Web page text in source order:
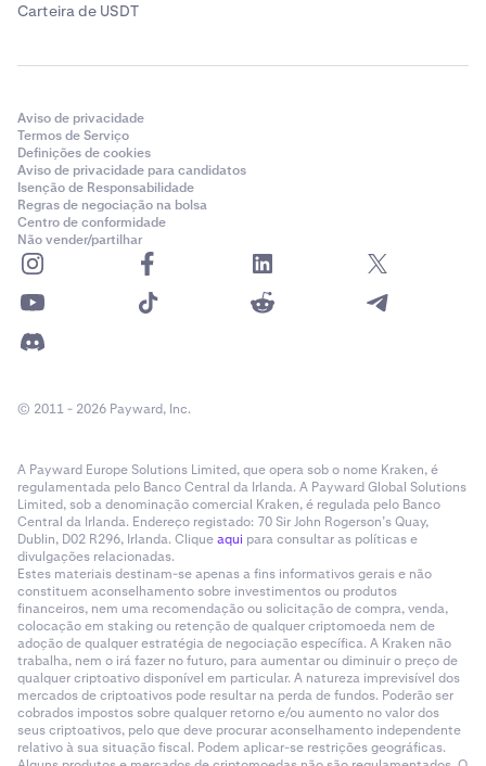
Carteira de USDT
Aviso de privacidade
Termos de Serviço
Definições de cookies
Aviso de privacidade para candidatos
Isenção de Responsabilidade
Regras de negociação na bolsa
Centro de conformidade
Não vender/partilhar
© 2011 - 2026 Payward, Inc.
A Payward Europe Solutions Limited, que opera sob o nome Kraken, é
regulamentada pelo Banco Central da Irlanda. A Payward Global Solutions
Limited, sob a denominação comercial Kraken, é regulada pelo Banco
Central da Irlanda. Endereço registado: 70 Sir John Rogerson’s Quay,
Dublin, D02 R296, Irlanda. Cliqueaqui para consultar as políticas e
divulgações relacionadas.
Estes materiais destinam-se apenas a fins informativos gerais e não
constituem aconselhamento sobre investimentos ou produtos
financeiros, nem uma recomendação ou solicitação de compra, venda,
colocação em staking ou retenção de qualquer criptomoeda nem de
adoção de qualquer estratégia de negociação específica. A Kraken não
trabalha, nem o irá fazer no futuro, para aumentar ou diminuir o preço de
qualquer criptoativo disponível em particular. A natureza imprevisível dos
mercados de criptoativos pode resultar na perda de fundos. Poderão ser
cobrados impostos sobre qualquer retorno e/ou aumento no valor dos
seus criptoativos, pelo que deve procurar aconselhamento independente
relativo à sua situação fiscal. Podem aplicar-se restrições geográficas.